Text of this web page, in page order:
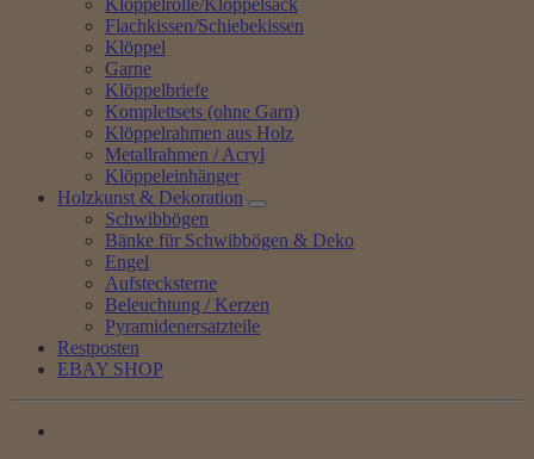
Klöppelrolle/Klöppelsack
Flachkissen/Schiebekissen
Klöppel
Garne
Klöppelbriefe
Komplettsets (ohne Garn)
Klöppelrahmen aus Holz
Metallrahmen / Acryl
Klöppeleinhänger
Holzkunst & Dekoration
Schwibbögen
Bänke für Schwibbögen & Deko
Engel
Aufstecksterne
Beleuchtung / Kerzen
Pyramidenersatzteile
Restposten
EBAY SHOP